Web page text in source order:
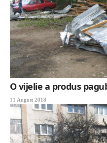
O vijelie a produs
11 August 2018